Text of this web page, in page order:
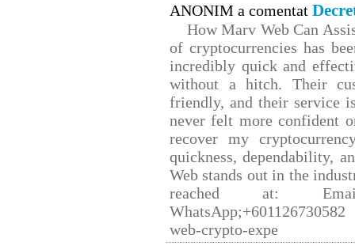
ANONIM a comentat
How Marv Web Can
of cryptocurrencies has
incredibly quick and
without a hitch. Their
friendly, and their service
never felt more confident
recover my
quickness, dependability,
Web stands out in the
reached at: Email
web-crypto-expe